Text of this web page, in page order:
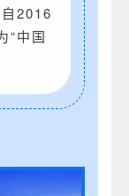
2016
“中国